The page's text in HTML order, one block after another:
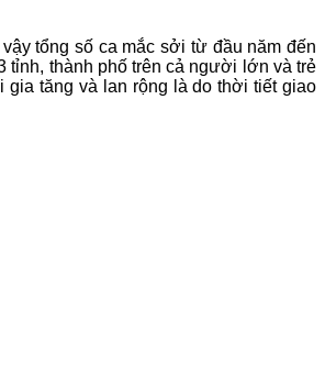
tổng số ca mắc sởi từ đầu năm đến
tỉnh, thành phố trên cả người lớn và trẻ
tăng và lan rộng là do thời tiết giao